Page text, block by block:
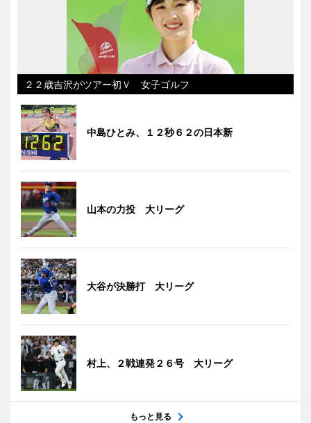
２２歳吉沢がツアー初Ｖ 女子ゴルフ
中島ひとみ、１２秒６２の日本新
山本の力投 大リーグ
大谷が決勝打 大リーグ
村上、２戦連発２６号 大リーグ
もっと見る